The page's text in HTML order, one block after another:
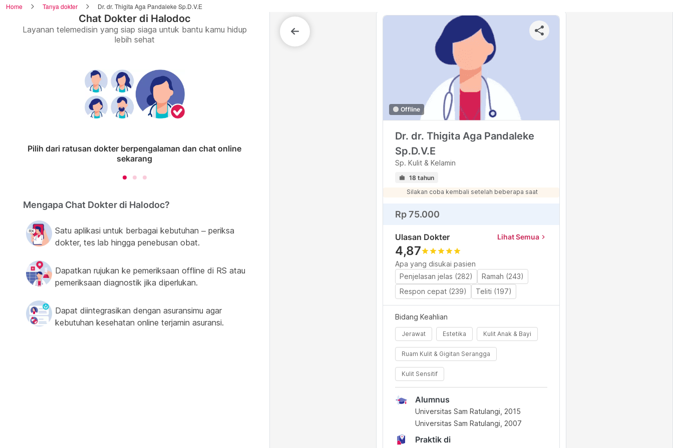
Home Tanya dokter Dr. dr. Thigita Aga Pandaleke Sp.D.V.E
Chat Dokter di Halodoc
Layanan telemedisin yang siap siaga untuk bantu kamu hidup
lebih sehat
Pilih dari ratusan dokter berpengalaman dan chat online
sekarang
Mengapa Chat Dokter di Halodoc?
Satu aplikasi untuk berbagai kebutuhan – periksa
dokter, tes lab hingga penebusan obat.
Dapatkan rujukan ke pemeriksaan offline di RS atau
pemeriksaan diagnostik jika diperlukan.
Dapat diintegrasikan dengan asuransimu agar
kebutuhan kesehatan online terjamin asuransi.
Offline
Dr. dr. Thigita Aga Pandaleke
Sp.D.V.E
Sp. Kulit & Kelamin
18 tahun
Silakan coba kembali setelah beberapa saat
Rp 75.000
Ulasan Dokter Lihat Semuachevron_right
4,87starstarstarstarstar
Apa yang disukai pasien
Penjelasan jelas (282)
Ramah (243)
Respon cepat (239)
Teliti (197)
Bidang Keahlian
Jerawat Estetika Kulit Anak & Bayi
Ruam Kulit & Gigitan Serangga
Kulit Sensitif
Alumnus
Universitas Sam Ratulangi, 2015
Universitas Sam Ratulangi, 2007
Praktik di